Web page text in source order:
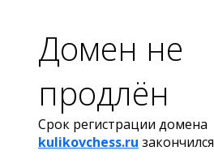
Домен не
продлён
Срок регистрации домена
kulikovchess.ru закончился